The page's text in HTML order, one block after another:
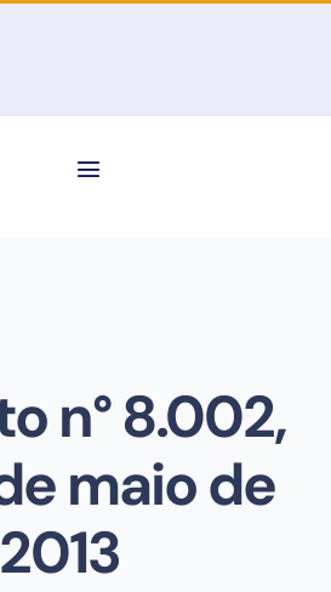
n° 8.002,
maio de
2013